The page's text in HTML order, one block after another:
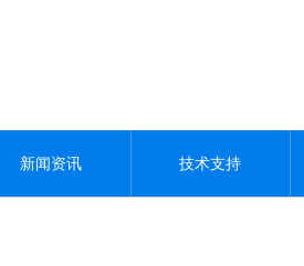
新闻资讯 技术支持